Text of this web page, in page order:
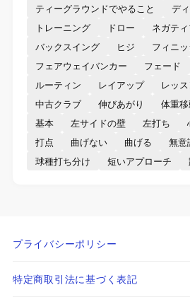
ティーグラウンドでやること
デ
トレーニング
ドロー
ネガテ
バックスイング
ヒジ
フィニッ
フェアウェイバンカー
フェード
ルーティン
レイアップ レッ
中古クラブ
伸びあがり 体重
基本
左サイドの壁 左打ち
打点
曲げない 曲げる 無意
球種打ち分け
短いアプローチ
プライバシーポリシー
特定商取引法に基づく表記